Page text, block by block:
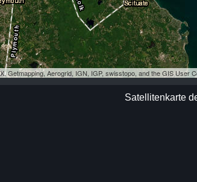
Getmapping, Aerogrid, IGN, IGP, swisstopo, and the GIS User
Satellitenkarte